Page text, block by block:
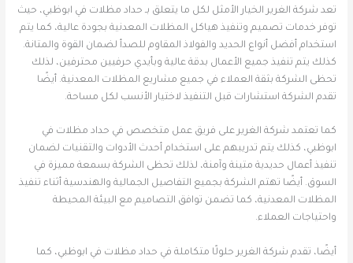
تعد شركة الغرير الخيار الأمثل لكل ما يتعلق بـ حداد مظلات في ابوظبي، حيث
توفر خدمات تصميم وتنفيذ هياكل المظلات المعدنية بجودة عالية، كما يتم
استخدام أفضل أنواع الحديد والفولاذ المقاوم للصدأ لضمان القوة والمتانة.
كذلك يتم تنفيذ جميع الأعمال بدقة عالية وبأيدي حرفيين محترفين، لذلك
تحظى الشركة بثقة العملاء في جميع مشاريع المظلات المعدنية. أيضًا
تقدم الشركة استشارات قبل التنفيذ لاختيار الأنسب لكل مساحة.
كما تعتمد شركة الغرير على فريق عمل متخصص في حداد مظلات في
ابوظبي، كذلك يتم تدريبهم على استخدام أحدث الأدوات والتقنيات لضمان
تنفيذ أعمال حديدية متينة وآمنة، لذلك تحظى الشركة بسمعة مميزة في
السوق. أيضًا تهتم الشركة بجميع التفاصيل الجمالية والهندسية أثناء تنفيذ
المظلات المعدنية، كما تضمن توافق التصاميم مع البيئة المحيطة
واحتياجات العملاء.
أيضًا، تقدم شركة الغرير حلولًا متكاملة في حداد مظلات في ابوظبي، كما